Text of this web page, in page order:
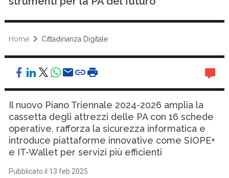
Home Cittadinanza Digitale
Il nuovo Piano Triennale 2024-2026 amplia la
cassetta degli attrezzi delle PA con 16 schede
operative, rafforza la sicurezza informatica e
introduce piattaforme innovative come SIOPE+
e IT-Wallet per servizi più efficienti
Pubblicato il 13 feb 2025